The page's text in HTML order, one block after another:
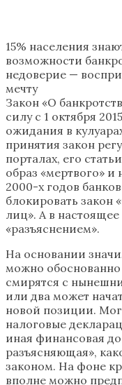
15% населения
возможности
недоверие —
мечту
Закон «О
силу с 1 октября
ожидания в
принятия закон
порталах, его
образ «мертвого»
2000-х годов
блокировать закон
лиц». А в
«разъяснением».
На основании
можно обоснованно
смирятся с
или два может
новой позиции.
налоговые
иная финансовая
разъясняющая»,
законом. На фоне
вполне можно